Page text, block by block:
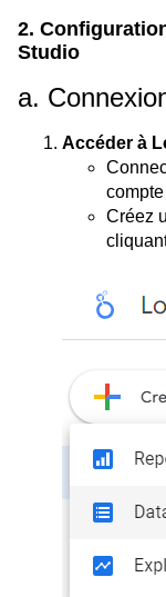
2.
Studio
a.
Accéder à
Créez